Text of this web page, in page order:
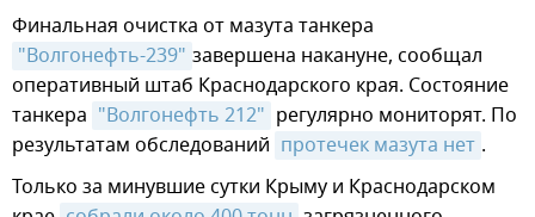
Финальная очистка от мазута танкера
"Волгонефть-239" завершена накануне, сообщал
оперативный штаб Краснодарского края. Состояние
танкера "Волгонефть 212" регулярно мониторят. По
результатам обследований протечек мазута нет .
Только за минувшие сутки Крыму и Краснодарском